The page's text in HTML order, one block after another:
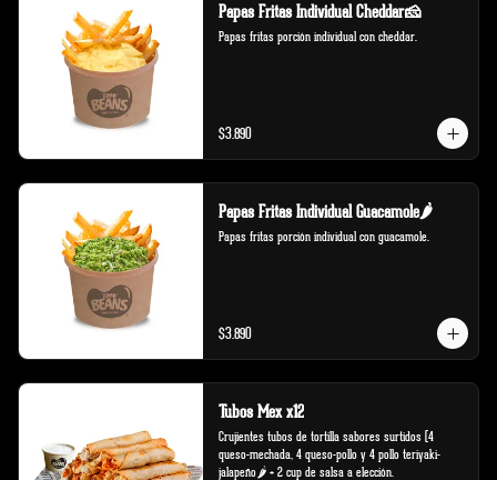
Papas Fritas Individual Cheddar🧀
Papas fritas porción individual con cheddar.
$3.890
Papas Fritas Individual Guacamole🌶️
Papas fritas porción individual con guacamole.
$3.890
Tubos Mex x12
Crujientes tubos de tortilla sabores surtidos (4
queso-mechada, 4 queso-pollo y 4 pollo teriyaki-
jalapeño🌶️ + 2 cup de salsa a elección.